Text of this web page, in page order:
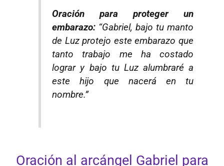
Oración para proteger un
embarazo: “Gabriel, bajo tu manto
de Luz protejo este embarazo que
tanto trabajo me ha costado
lograr y bajo tu Luz alumbraré a
este hijo que nacerá en tu
nombre.”
Oración al arcángel Gabriel para